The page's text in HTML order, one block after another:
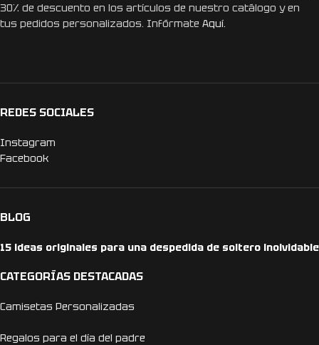
30% de descuento en los artículos de nuestro catálogo y en
tus pedidos personalizados. Infórmate Aquí.
REDES SOCIALES
Instagram
Facebook
BLOG
15 ideas originales para una despedida de soltero inolvidable
CATEGORÍAS DESTACADAS
Camisetas Personalizadas
Regalos para el día del padre